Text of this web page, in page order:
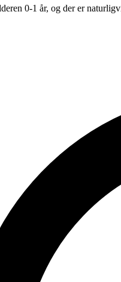
0-1 år, og der er